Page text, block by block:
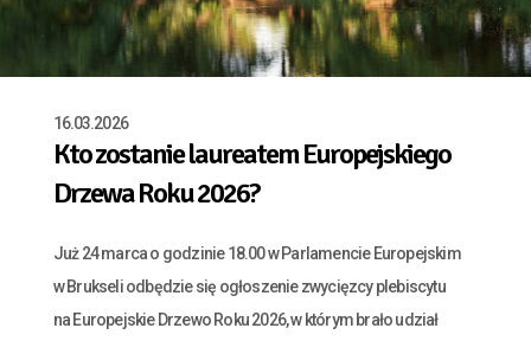
Kto zostanie laureatem Europejskiego
Drzewa Roku 2026?
16.03.2026
Już 24 marca o godzinie 18.00 w Parlamencie Europejskim
w Brukseli odbędzie się ogłoszenie zwycięzcy plebiscytu
na Europejskie Drzewo Roku 2026, w którym brało udział